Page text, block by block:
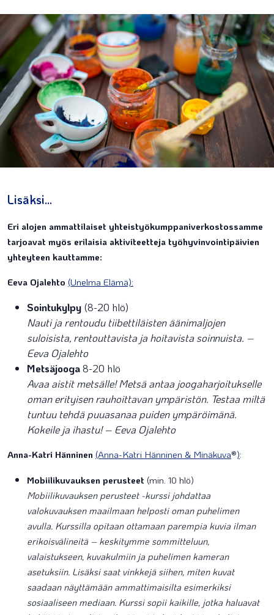
Lisäksi...
Eri alojen ammattilaiset yhteistyökumppaniverkostossamme
tarjoavat myös erilaisia aktiviteetteja työhyvinvointipäivien
yhteyteen kauttamme:
Eeva Ojalehto (Unelma Elämä):
Sointukylpy (8-20 hlö)
Nauti ja rentoudu tiibettiläisten äänimaljojen
suloisista, rentouttavista ja hoitavista soinnuista. –
Eeva Ojalehto
Metsäjooga8-20 hlö
Avaa aistit metsälle! Metsä antaa joogaharjoitukselle
oman erityisen rauhoittavan ympäristön. Testaa miltä
tuntuu tehdä puuasanaa puiden ympäröimänä.
Kokeile ja ihastu! – Eeva Ojalehto
Anna-Katri Hänninen (Anna-Katri Hänninen & Minäkuva®):
Mobiilikuvauksen perusteet (min. 10 hlö)
Mobiilikuvauksen perusteet -kurssi johdattaa
valokuvauksen maailmaan helposti oman puhelimen
avulla. Kurssilla opitaan ottamaan parempia kuvia ilman
erikoisvälineitä – keskitymme sommitteluun,
valaistukseen, kuvakulmiin ja puhelimen kameran
asetuksiin. Lisäksi saat vinkkejä siihen, miten kuvat
saadaan näyttämään ammattimaisilta esimerkiksi
sosiaaliseen mediaan. Kurssi sopii kaikille, jotka haluavat